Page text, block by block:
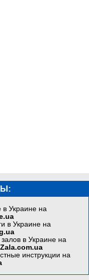
в Украине на
в Украине на
в Украине на
инструкции на